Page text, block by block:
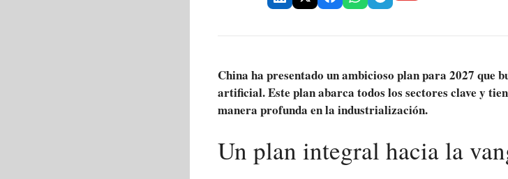
China ha presentado un ambicioso plan para 2027 que
artificial. Este plan abarca todos los sectores clave y
manera profunda en la industrialización.
Un plan integral hacia la